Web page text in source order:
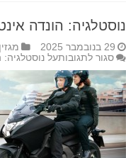
נוסטלגיה: הונדה
29 בנובמבר 2025 מגזין
סגור לתגובותעל